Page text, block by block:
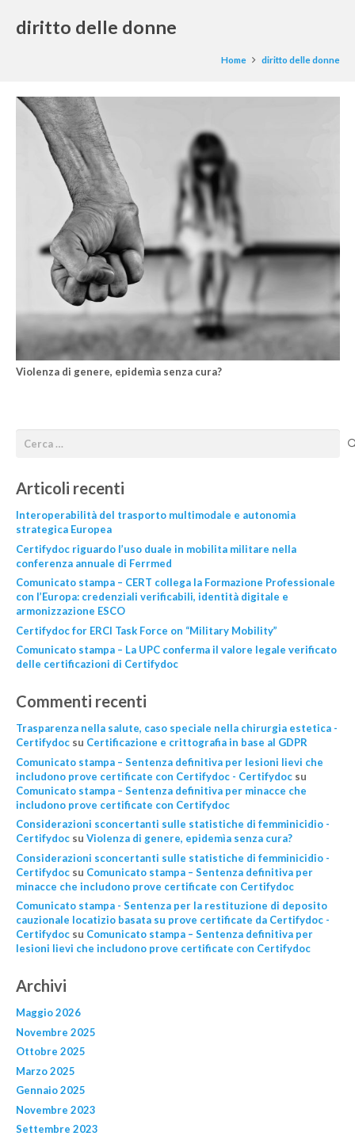
diritto delle donne
Home diritto delle donne
Violenza di genere, epidemìa senza cura?
Articoli recenti
Interoperabilità del trasporto multimodale e autonomia
strategica Europea
Certifydoc riguardo l’uso duale in mobilita militare nella
conferenza annuale di Ferrmed
Comunicato stampa – CERT collega la Formazione Professionale
con l’Europa: credenziali verificabili, identità digitale e
armonizzazione ESCO
Certifydoc for ERCI Task Force on “Military Mobility”
Comunicato stampa – La UPC conferma il valore legale verificato
delle certificazioni di Certifydoc
Commenti recenti
Trasparenza nella salute, caso speciale nella chirurgia estetica -
Certifydocsu Certificazione e crittografia in base al GDPR
Comunicato stampa – Sentenza definitiva per lesioni lievi che
includono prove certificate con Certifydoc - Certifydocsu
Comunicato stampa – Sentenza definitiva per minacce che
includono prove certificate con Certifydoc
Considerazioni sconcertanti sulle statistiche di femminicidio -
Certifydocsu Violenza di genere, epidemìa senza cura?
Considerazioni sconcertanti sulle statistiche di femminicidio -
Certifydocsu Comunicato stampa – Sentenza definitiva per
minacce che includono prove certificate con Certifydoc
Comunicato stampa - Sentenza per la restituzione di deposito
cauzionale locatizio basata su prove certificate da Certifydoc -
Certifydocsu Comunicato stampa – Sentenza definitiva per
lesioni lievi che includono prove certificate con Certifydoc
Archivi
Maggio 2026
Novembre 2025
Ottobre 2025
Marzo 2025
Gennaio 2025
Novembre 2023
Settembre 2023